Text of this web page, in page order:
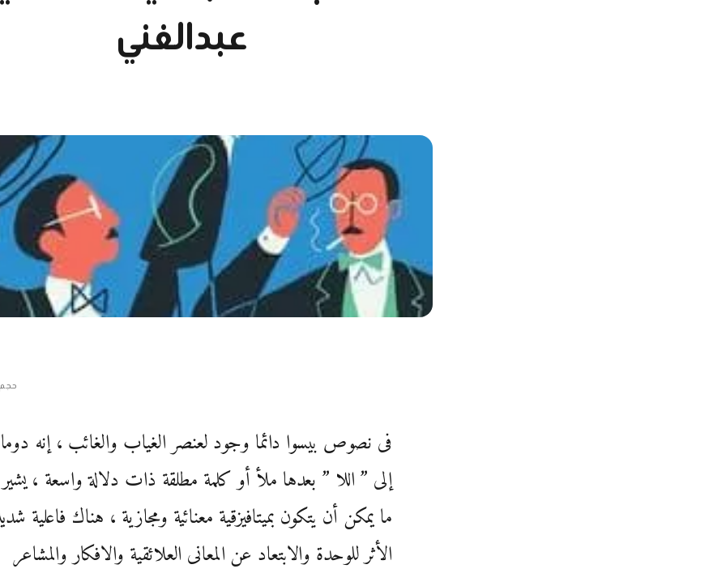
عبدالغني
فى نصوص بيسوا دائما وجود لعنصر الغياب والغائب ، إنه
إلى ” اللا ” بعدها ملأ أو كلمة مطلقة ذات دلالة واسعة ،
ما يمكن أن يتكون بميتافيزقية معنائية ومجازية ، هناك فاعلية
الأثر للوحدة والابتعاد عن المعانى العلائقية والافكار والمشاعر